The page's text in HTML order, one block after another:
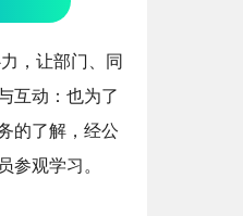
，让部门、同
互动：也为了
的了解，经公
参观学习。